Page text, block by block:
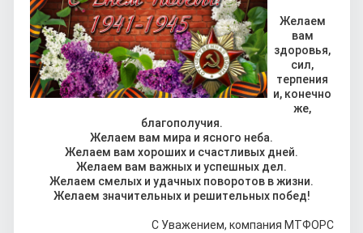
Желаем
вам
здоровья,
сил,
терпения
и, конечно
же,
благополучия.
Желаем вам мира и ясного неба.
Желаем вам хороших и счастливых дней.
Желаем вам важных и успешных дел.
Желаем смелых и удачных поворотов в жизни.
Желаем значительных и решительных побед!
С Уважением, компания МТФОРС